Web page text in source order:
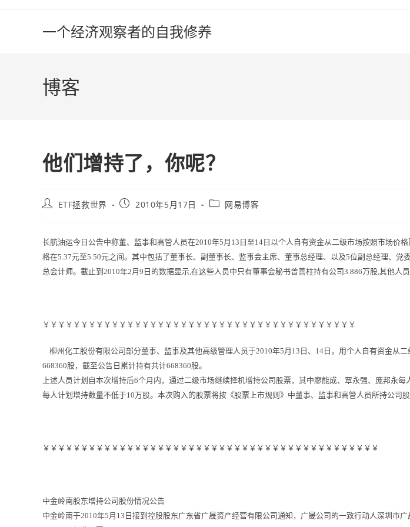
一个经济观察者的自我修养
博客
他们增持了，你呢？
PostETF拯救世界
Post2010年5月17日
Post网易博客
长航油运今日公告中称董、监事和高管人员在2010年5月13日至14日以个人自有资金从二级市场按照市场价
格在5.37元至5.50元之间。其中包括了董事长、副董事长、监事会主席、董事总经理、以及5位副总经理、党
总会计师。截止到2010年2月9日的数据显示,在这些人员中只有董事会秘书曾善柱持有公司3.886万股,其他人员
￥￥￥￥￥￥￥￥￥￥￥￥￥￥￥￥￥￥￥￥￥￥￥￥￥￥￥￥￥￥￥￥￥￥￥￥￥￥￥￥￥
柳州化工股份有限公司部分董事、监事及其他高级管理人员于2010年5月13日、14日，用个人自有资金从
668360股，截至公告日累计持有共计668360股。
上述人员计划自本次增持后6个月内，通过二级市场继续择机增持公司股票，其中廖能成、覃永强、庞邦永
每人计划增持数量不低于10万股。本次购入的股票将按《股票上市规则》中董事、监事和高管人员所持公司股
￥￥￥￥￥￥￥￥￥￥￥￥￥￥￥￥￥￥￥￥￥￥￥￥￥￥￥￥￥￥￥￥￥￥￥￥￥￥￥￥￥￥￥￥
中金岭南股东增持公司股份情况公告
中金岭南于2010年5月13日接到控股股东广东省广晟资产经营有限公司通知，广晟公司的一致行动人深圳市